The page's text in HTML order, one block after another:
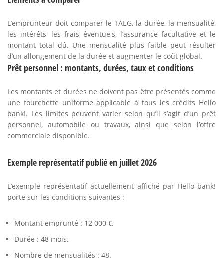
L’emprunteur doit comparer le TAEG, la durée, la mensualité,
les intérêts, les frais éventuels, l’assurance facultative et le
montant total dû. Une mensualité plus faible peut résulter
d’un allongement de la durée et augmenter le coût global.
Prêt personnel : montants, durées, taux et conditions
Les montants et durées ne doivent pas être présentés comme
une fourchette uniforme applicable à tous les crédits Hello
bank!. Les limites peuvent varier selon qu’il s’agit d’un prêt
personnel, automobile ou travaux, ainsi que selon l’offre
commerciale disponible.
Exemple représentatif publié en juillet 2026
L’exemple représentatif actuellement affiché par Hello bank!
porte sur les conditions suivantes :
Montant emprunté : 12 000 €.
Durée : 48 mois.
Nombre de mensualités : 48.